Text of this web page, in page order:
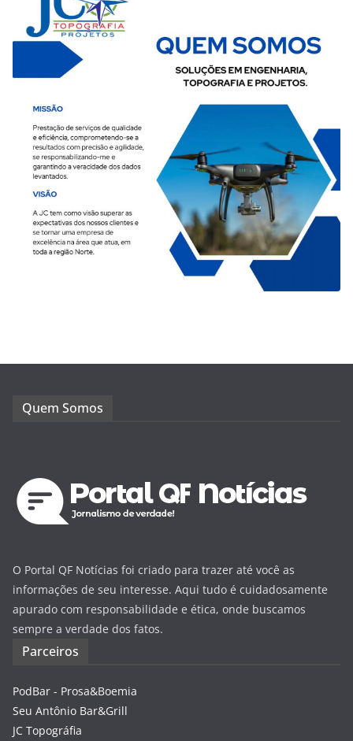
Quem Somos
O Portal QF Notícias foi criado para trazer até você as
informações de seu interesse. Aqui tudo é cuidadosamente
apurado com responsabilidade e ética, onde buscamos
sempre a verdade dos fatos.
Parceiros
PodBar - Prosa&Boemia
Seu Antônio Bar&Grill
JC Topográfia